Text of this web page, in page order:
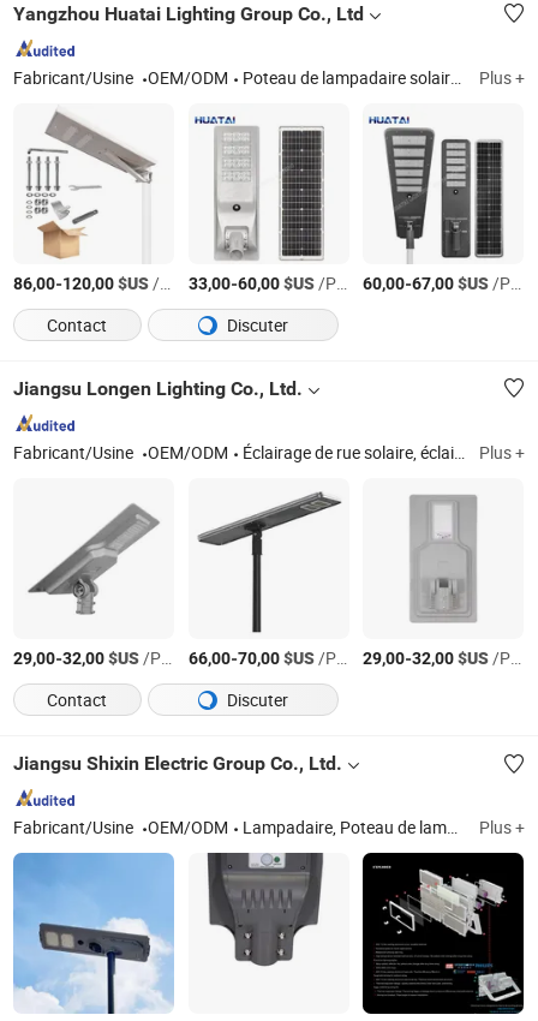
Yangzhou Huatai Lighting Group Co., Ltd
Fabricant/Usine OEM/ODM Poteau de lampadaire solaire, poteaux d'éclairage haut, lampadaire de surveillance routière avec caméra, système solaire, lampes LED Plus +
86,00-120,00$US/Pièce 33,00-60,00$US/Pièce 60,00-67,00$US/Pièce
Contact
Discuter
Jiangsu Longen Lighting Co., Ltd.
Fabricant/Usine OEM/ODM Éclairage de rue solaire, éclairage de rue AC Plus +
29,00-32,00$US/Pièce 66,00-70,00$US/Pièce 29,00-32,00$US/Pièce
Contact
Discuter
Jiangsu Shixin Electric Group Co., Ltd.
Fabricant/Usine OEM/ODM Lampadaire, Poteau de lampadaire Plus +